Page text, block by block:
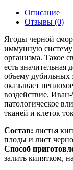
Описание
Отзывы (0)
Ягоды черной
иммунную систему
организма. Такое
есть
объему дубильных
оказывает
воздействие.
патологическое
тканей и клеток
Состав: листья
плоды и лист
Способ
залить кипятком,